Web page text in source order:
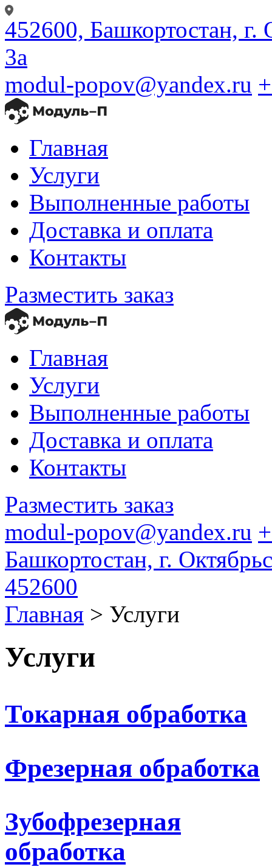
452600, Башкортостан, г.
3а
modul-popov@yandex.ru
Главная
Услуги
Выполненные работы
Доставка и оплата
Контакты
Разместить заказ
Главная
Услуги
Выполненные работы
Доставка и оплата
Контакты
Разместить заказ
modul-popov@yandex.ru
Башкортостан, г.
452600
Главная > Услуги
Услуги
Токарная обработка
Фрезерная обработка
Зубофрезерная
обработка